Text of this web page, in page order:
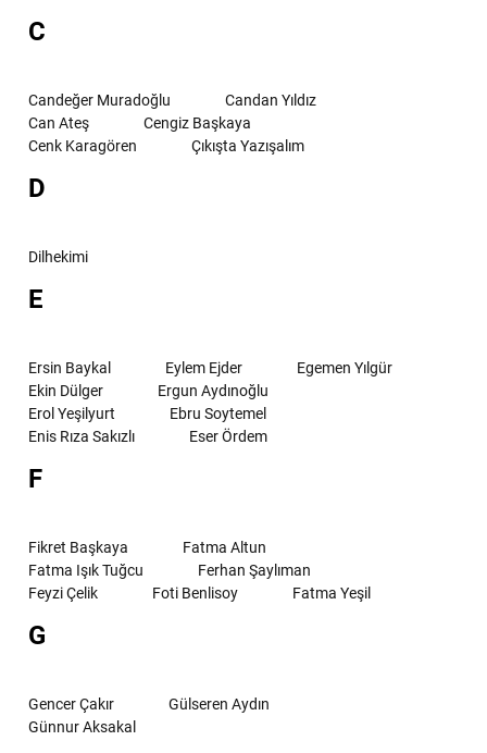
C
Candeğer Muradoğlu
Candan Yıldız
Can Ateş
Cengiz Başkaya
Cenk Karagören
Çıkışta Yazışalım
D
Dilhekimi
E
Ersin Baykal Eylem Ejder
Egemen Yılgür
Ekin Dülger
Ergun Aydınoğlu
Erol Yeşilyurt
Ebru Soytemel
Enis Rıza Sakızlı
Eser Ördem
F
Fikret Başkaya
Fatma Altun
Fatma Işık Tuğcu
Ferhan Şaylıman
Feyzi Çelik
Foti Benlisoy Fatma Yeşil
G
Gencer Çakır
Gülseren Aydın
Günnur Aksakal